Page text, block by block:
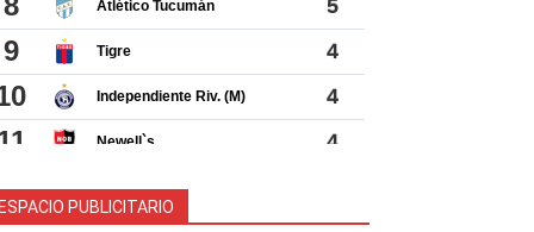
ESPACIO PUBLICITARIO